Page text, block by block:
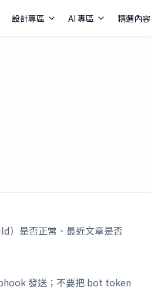
設計專區 AI 專區 精選內容
）是否正常、最近文章是否
發送；不要把 bot token